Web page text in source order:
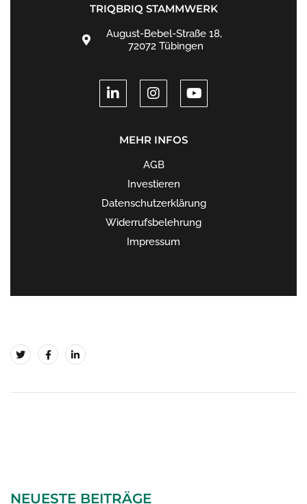
TRIQBRIQ STAMMWERK
August-Bebel-Straße 18,
72072 Tübingen
MEHR INFOS
AGB
Investieren
Datenschutzerklärung
Widerrufsbelehrung
Impressum
NEUESTE BEITRÄGE